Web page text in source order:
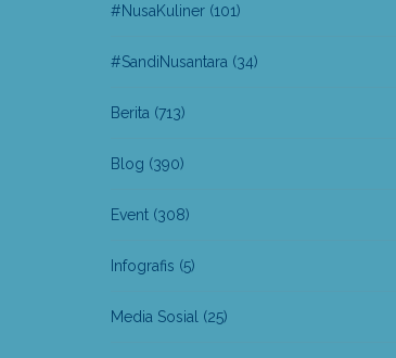
#NusaKuliner (101)
#SandiNusantara (34)
Berita (713)
Blog (390)
Event (308)
Infografis (5)
Media Sosial (25)